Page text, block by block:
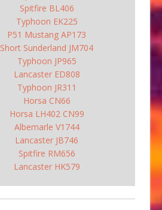
Spitfire BL406
Typhoon EK225
P51 Mustang AP173
Short Sunderland JM704
Typhoon JP965
Lancaster ED808
Typhoon JR311
Horsa CN66
Horsa LH402 CN99
Albemarle V1744
Lancaster JB746
Spitfire RM656
Lancaster HK579